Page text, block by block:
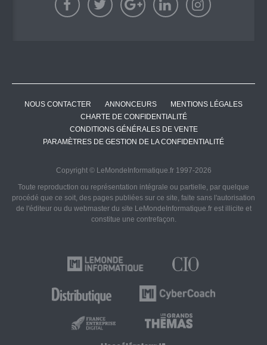
NOUS CONTACTER ANNONCEURS
MENTIONS LÉGALES
CHARTE DE CONFIDENTIALITÉ
CONDITIONS GÉNÉRALES DE VENTE
PARAMÈTRES DE GESTION DE LA CONFIDENTIALITÉ
Copyright © LeMondeInformatique.fr 1997-2026
Toute reproduction ou représentation intégrale ou partielle, par quelque
procédé que ce soit, des pages publiées sur ce site, faite sans l'autorisation
de l'éditeur ou du webmaster du site LeMondeInformatique.fr est illicite et
constitue une contrefaçon.